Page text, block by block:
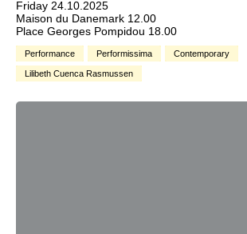
Friday 24.10.2025
Maison du Danemark 12.00
Place Georges Pompidou 18.00
Performance Performissima Contemporary
Lilibeth Cuenca Rasmussen